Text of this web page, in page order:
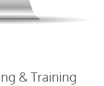
& Training